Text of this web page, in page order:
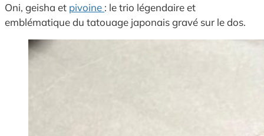
Oni, geisha et pivoine : le trio légendaire et
emblématique du tatouage japonais gravé sur le dos.